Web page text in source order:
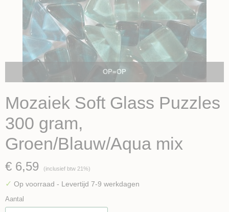
OP=OP
Mozaiek Soft Glass Puzzles
300 gram,
Groen/Blauw/Aqua mix
€ 6,59 (inclusief btw 21%)
✓ Op voorraad - Levertijd 7-9 werkdagen
Aantal